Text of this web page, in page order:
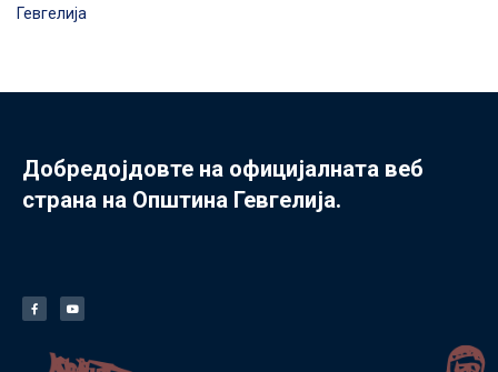
Гевгелија
Добредојдовте на официјалната веб
страна на Општина Гевгелија.